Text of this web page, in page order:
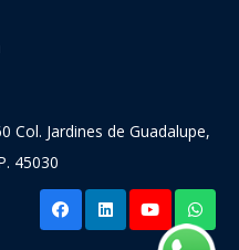
Col. Jardines de Guadalupe,
45030